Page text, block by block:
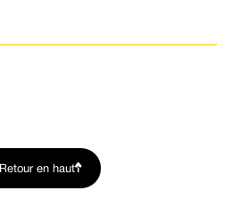
Retour en haut